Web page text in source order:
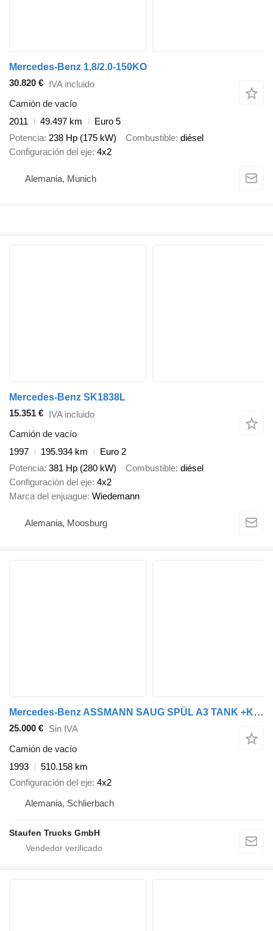
Mercedes-Benz 1,8/2.0-150KO
30.820 € IVA incluido
Camión de vacío
2011
49.497 km
Euro 5
Potencia 238 Hp (175 kW) Combustible diésel
Configuración del eje 4x2
Alemania, Munich
Mercedes-Benz SK1838L
15.351 € IVA incluido
Camión de vacío
1997
195.934 km
Euro 2
Potencia 381 Hp (280 kW) Combustible diésel
Configuración del eje 4x2
Marca del enjuague Wiedemann
Alemania, Moosburg
Mercedes-Benz ASSMANN SAUG SPÜL A3 TANK +KOMBIFZ f. Diesel/ Heizöl
25.000 € Sin IVA
Camión de vacío
1993
510.158 km
Configuración del eje 4x2
Alemania, Schlierbach
Staufen Trucks GmbH